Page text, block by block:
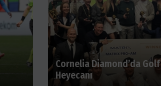
Cornelia Diamond’da Golf
Heyecanı